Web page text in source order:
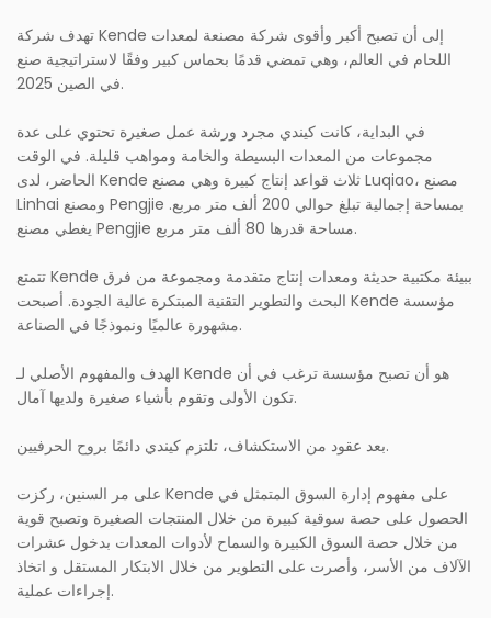
تهدف شركة Kende إلى أن تصبح أكبر وأقوى شركة مصنعة لمعدات
اللحام في العالم، وهي تمضي قدمًا بحماس كبير وفقًا لاستراتيجية صنع
في الصين 2025.
في البداية، كانت كيندي مجرد ورشة عمل صغيرة تحتوي على عدة
مجموعات من المعدات البسيطة والخامة ومواهب قليلة. في الوقت
الحاضر، لدى Kende ثلاث قواعد إنتاج كبيرة وهي مصنع Luqiao، مصنع
Linhai ومصنع Pengjie بمساحة إجمالية تبلغ حوالي 200 ألف متر مربع.
يغطي مصنع Pengjie مساحة قدرها 80 ألف متر مربع.
تتمتع Kende ببيئة مكتبية حديثة ومعدات إنتاج متقدمة ومجموعة من فرق
البحث والتطوير التقنية المبتكرة عالية الجودة. أصبحت Kende مؤسسة
مشهورة عالميًا ونموذجًا في الصناعة.
الهدف والمفهوم الأصلي لـ Kende هو أن تصبح مؤسسة ترغب في أن
تكون الأولى وتقوم بأشياء صغيرة ولديها آمال.
بعد عقود من الاستكشاف، تلتزم كيندي دائمًا بروح الحرفيين.
على مر السنين، ركزت Kende على مفهوم إدارة السوق المتمثل في
الحصول على حصة سوقية كبيرة من خلال المنتجات الصغيرة وتصبح قوية
من خلال حصة السوق الكبيرة والسماح لأدوات المعدات بدخول عشرات
الآلاف من الأسر، وأصرت على التطوير من خلال الابتكار المستقل و اتخاذ
إجراءات عملية.